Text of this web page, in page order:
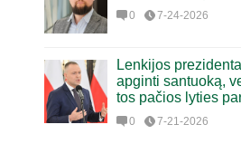
0 7-24-2026
Lenkijos
apginti santuoką,
tos pačios lyties
0 7-21-2026